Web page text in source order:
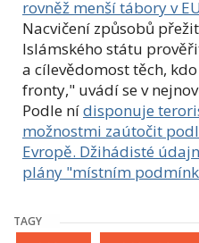
rovněž menší tábory v
Nacvičení způsobů
Islámského státu
a cílevědomost těch,
fronty," uvádí se v
Podle nídisponuje
možnostmi zaútočit
Evropě. Džihádisté
plány "místním
TAGY